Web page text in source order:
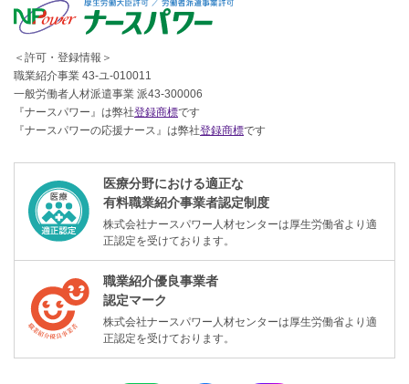
＜許可・登録情報＞
職業紹介事業 43-ユ-010011
一般労働者人材派遣事業 派43-300006
『ナースパワー』は弊社登録商標です
『ナースパワーの応援ナース』は弊社登録商標です
医療分野における適正な
有料職業紹介事業者認定制度
株式会社ナースパワー人材センターは厚生労働省より適
正認定を受けております。
職業紹介優良事業者
認定マーク
株式会社ナースパワー人材センターは厚生労働省より適
正認定を受けております。